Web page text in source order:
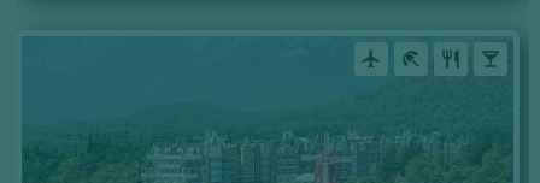
airplanemode_active beach_access restaurant local_bar